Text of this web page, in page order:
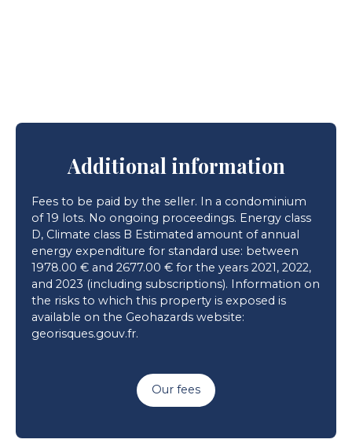
Additional information
Fees to be paid by the seller. In a condominium
of 19 lots. No ongoing proceedings. Energy class
D, Climate class B Estimated amount of annual
energy expenditure for standard use: between
1978.00 € and 2677.00 € for the years 2021, 2022,
and 2023 (including subscriptions). Information on
the risks to which this property is exposed is
available on the Geohazards website:
georisques.gouv.fr.
Our fees